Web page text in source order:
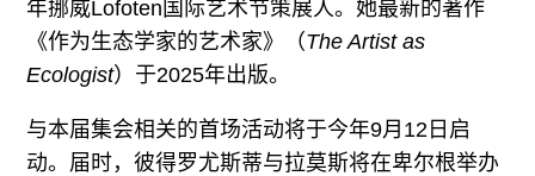
年挪威Lofoten国际艺术节策展人。她最新的著作
《作为生态学家的艺术家》（The Artist as
Ecologist）于2025年出版。
与本届集会相关的首场活动将于今年9月12日启
动。届时，彼得罗尤斯蒂与拉莫斯将在卑尔根举办